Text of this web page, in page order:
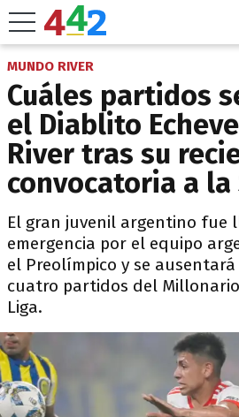
MUNDO RIVER
Cuáles partidos
el Diablito
River tras su
convocatoria a la
El gran juvenil argentino fue
emergencia por el equipo
el Preolímpico y se
cuatro partidos del
Liga.